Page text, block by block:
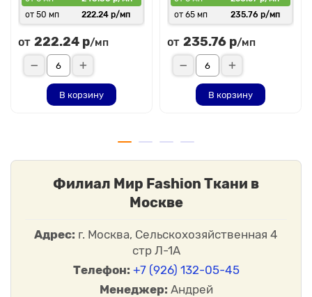
от 50 мп
222.24 р/мп
от 222.24 р/мп
В корзину
от 65 мп
235.76 р/мп
от 235.76 р/мп
В корзину
Филиал Мир Fashion Ткани в
Москве
Адрес: г. Москва, Сельскохозяйственная 4
стр Л-1А
Телефон: +7 (926) 132-05-45
Менеджер: Андрей